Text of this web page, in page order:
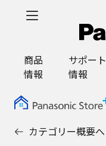
商品
情報
サポート
情報
カテゴリー概要へ